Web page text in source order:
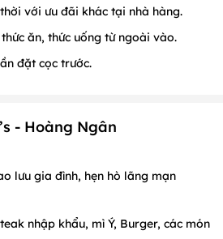
với ưu đãi khác tại nhà hàng.
ăn, thức uống từ ngoài vào.
đặt cọc trước.
- Hoàng Ngân
lưu gia đình, hẹn hò lãng mạn
nhập khẩu, mì Ý, Burger, các món